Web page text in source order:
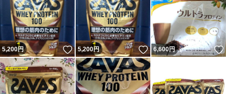
5,200円 いいね！
5,200円 いいね！
6,600円